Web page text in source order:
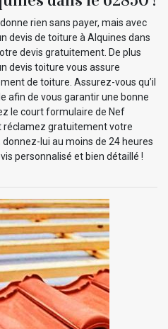
rien sans payer, mais avec
devis de toiture à Alquines dans
devis gratuitement. De plus
devis toiture vous assure
de toiture. Assurez-vous qu’il
afin de vous garantir une bonne
le court formulaire de Nef
réclamez gratuitement votre
lui au moins de 24 heures
personnalisé et bien détaillé !